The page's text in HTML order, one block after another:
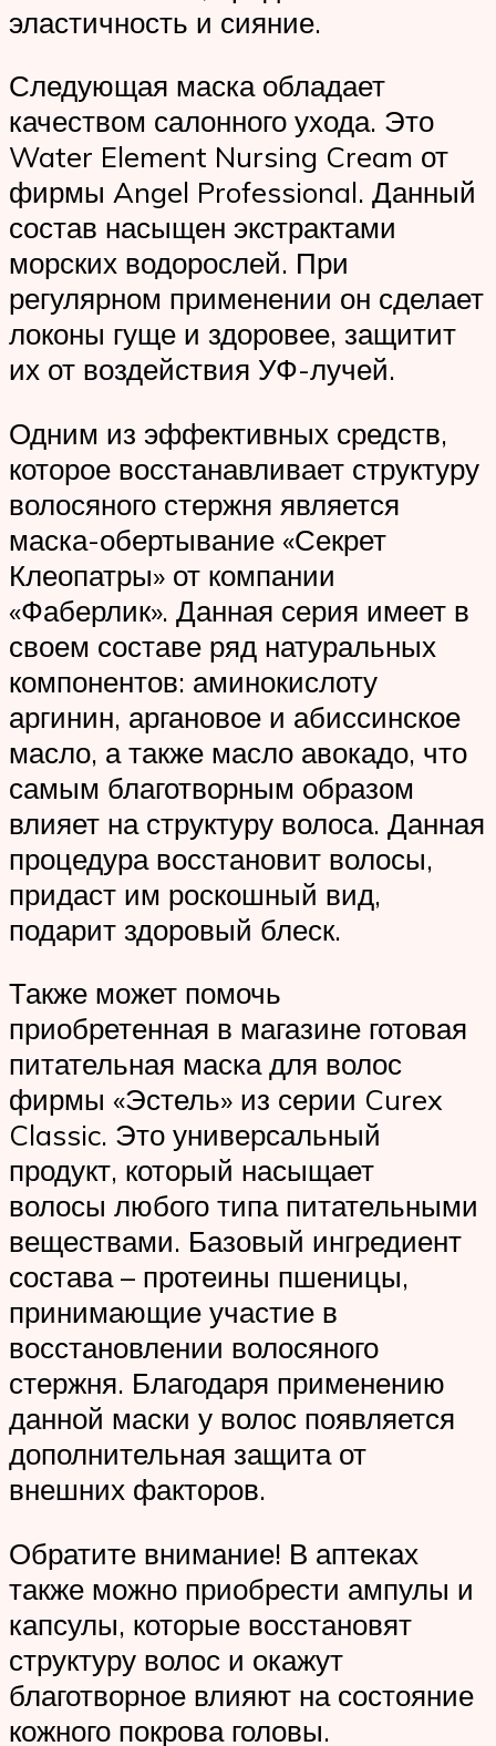
эластичность и сияние.
Следующая маска обладает
качеством салонного ухода. Это
Water Element Nursing Cream от
фирмы Angel Professional. Данный
состав насыщен экстрактами
морских водорослей. При
регулярном применении он сделает
локоны гуще и здоровее, защитит
их от воздействия УФ-лучей.
Одним из эффективных средств,
которое восстанавливает структуру
волосяного стержня является
маска-обертывание «Секрет
Клеопатры» от компании
«Фаберлик». Данная серия имеет в
своем составе ряд натуральных
компонентов: аминокислоту
аргинин, аргановое и абиссинское
масло, а также масло авокадо, что
самым благотворным образом
влияет на структуру волоса. Данная
процедура восстановит волосы,
придаст им роскошный вид,
подарит здоровый блеск.
Также может помочь
приобретенная в магазине готовая
питательная маска для волос
фирмы «Эстель» из серии Curex
Classic. Это универсальный
продукт, который насыщает
волосы любого типа питательными
веществами. Базовый ингредиент
состава – протеины пшеницы,
принимающие участие в
восстановлении волосяного
стержня. Благодаря применению
данной маски у волос появляется
дополнительная защита от
внешних факторов.
Обратите внимание! В аптеках
также можно приобрести ампулы и
капсулы, которые восстановят
структуру волос и окажут
благотворное влияют на состояние
кожного покрова головы.